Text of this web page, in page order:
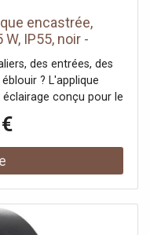
encastrée,
IP55, noir -
(extérieur)
des entrées, des
? L'applique
conçu pour le
000 heures et grâce
est extrêmement
Le corps de la lampe
le mur grâce à un pot
du boîtier en cas
en béton.Données